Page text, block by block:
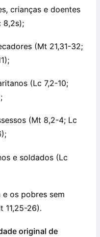
crianças e doentes
8,2s);
(Mt 21,31-32;
(Lc 7,2-10;
(Mt 8,2-4; Lc
e soldados (Lc
os pobres sem
11,25-26).
original de